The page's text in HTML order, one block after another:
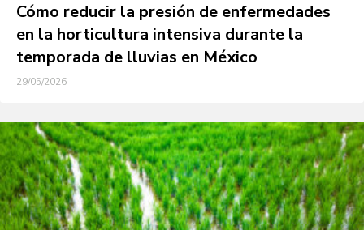
Cómo reducir la presión de enfermedades
en la horticultura intensiva durante la
temporada de lluvias en México
29/05/2026